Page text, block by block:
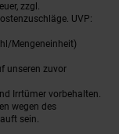
zzgl.
UVP:
Mengeneinheit)
unseren zuvor
Irrtümer vorbehalten.
wegen des
sein.